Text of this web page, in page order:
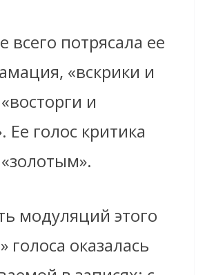
потрясала ее
«вскрики и
и
Ее голос критика
модуляций этого
голоса оказалась